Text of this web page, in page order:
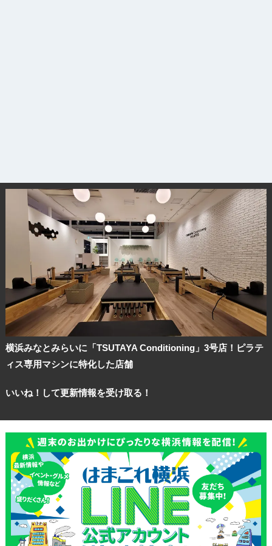
横浜みなとみらいに「TSUTAYA Conditioning」3号店！ピラテ
ィス専用マシンに特化した店舗
いいね！して更新情報を受け取る！